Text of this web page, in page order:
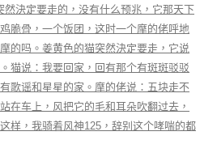
然決定要走的，没有什么预兆，它那天下
脆骨，一个饭团，这时一个摩的佬呼地
的吗。姜黄色的猫突然決定要走，它说
猫说：我要回家，回有那个有斑斑驳驳
歌谣和星星的家。摩的佬说：五块走不
在车上，风把它的毛和耳朵吹翻过去，
样，我骑着风神125，辞别这个哮喘的都